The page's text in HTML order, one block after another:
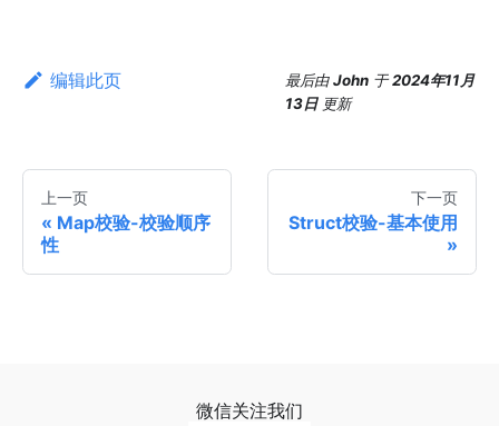
编辑此页 最后由John 于2024年11月
13日 更新
上一页
Map校验-校验顺序
性
下一页
Struct校验-基本使用
微信关注我们